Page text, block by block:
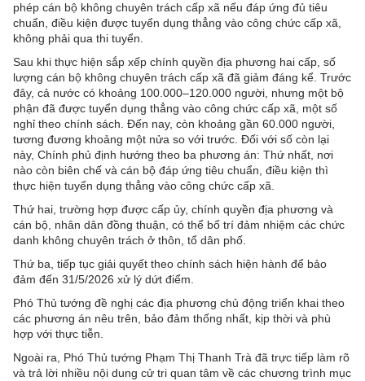
phép cán bộ không chuyên trách cấp xã nếu đáp ứng đủ tiêu
chuẩn, điều kiện được tuyển dụng thẳng vào công chức cấp xã,
không phải qua thi tuyển.
Sau khi thực hiện sắp xếp chính quyền địa phương hai cấp, số
lượng cán bộ không chuyên trách cấp xã đã giảm đáng kể. Trước
đây, cả nước có khoảng 100.000–120.000 người, nhưng một bộ
phận đã được tuyển dụng thẳng vào công chức cấp xã, một số
nghỉ theo chính sách. Đến nay, còn khoảng gần 60.000 người,
tương đương khoảng một nửa so với trước. Đối với số còn lại
này, Chính phủ định hướng theo ba phương án: Thứ nhất, nơi
nào còn biên chế và cán bộ đáp ứng tiêu chuẩn, điều kiện thì
thực hiện tuyển dụng thẳng vào công chức cấp xã.
Thứ hai, trường hợp được cấp ủy, chính quyền địa phương và
cán bộ, nhân dân đồng thuận, có thể bố trí đảm nhiệm các chức
danh không chuyên trách ở thôn, tổ dân phố.
Thứ ba, tiếp tục giải quyết theo chính sách hiện hành để bảo
đảm đến 31/5/2026 xử lý dứt điểm.
Phó Thủ tướng đề nghị các địa phương chủ động triển khai theo
các phương án nêu trên, bảo đảm thống nhất, kịp thời và phù
hợp với thực tiễn.
Ngoài ra, Phó Thủ tướng Phạm Thị Thanh Trà đã trực tiếp làm rõ
và trả lời nhiều nội dung cử tri quan tâm về các chương trình mục